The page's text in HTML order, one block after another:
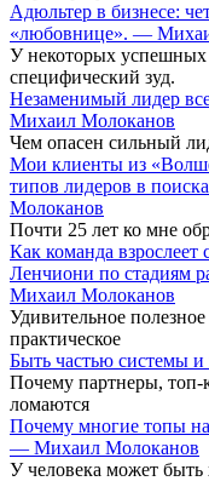
Адюльтер в бизнесе:
«любовнице». —
У некоторых
специфический зуд.
Незаменимый лидер
Михаил Молоканов
Чем опасен сильный
Мои клиенты из
типов лидеров в
Молоканов
Почти 25 лет ко мне
Как команда
Ленчиони по стадиям
Михаил Молоканов
Удивительное
практическое
Быть частью системы
Почему партнеры,
ломаются
Почему многие топы
— Михаил Молоканов
У человека может быть